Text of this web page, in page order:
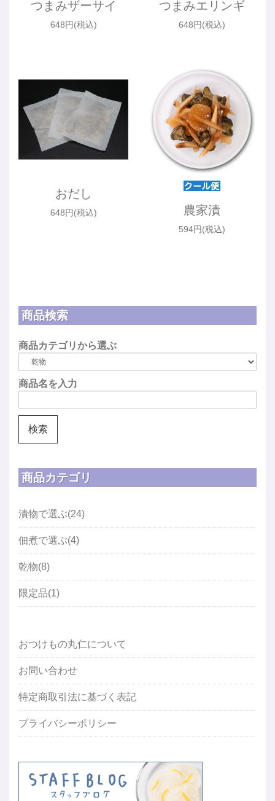
つまみザーサイ
648円(税込)
つまみエリンギ
648円(税込)
おだし
648円(税込) 農家漬
594円(税込)
商品検索
商品カテゴリから選ぶ
商品名を入力
商品カテゴリ
漬物で選ぶ(24)
佃煮で選ぶ(4)
乾物(8)
限定品(1)
おつけもの丸仁について
お問い合わせ
特定商取引法に基づく表記
プライバシーポリシー